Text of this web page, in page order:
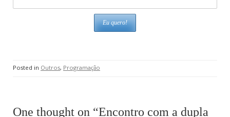
Posted in Outros, Programação
One thought on “Encontro com a dupla